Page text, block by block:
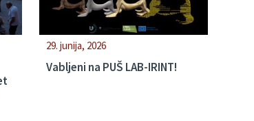
29. junija, 2026
Vabljeni na PUŠ LAB-IRINT!